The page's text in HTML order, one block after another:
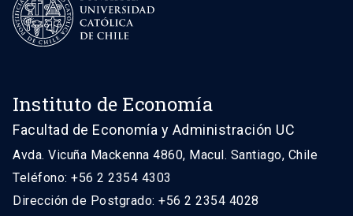
Instituto de Economía
Facultad de Economía y Administración UC
Avda. Vicuña Mackenna 4860, Macul. Santiago, Chile
Teléfono: +56 2 2354 4303
Dirección de Postgrado: +56 2 2354 4028